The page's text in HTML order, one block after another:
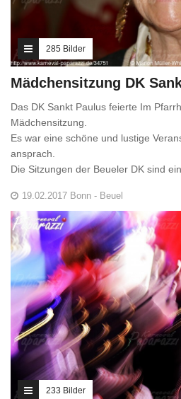
285 Bilder
Mädchensitzung DK
Das DK Sankt Paulus feierte Im
Mädchensitzung.
Es war eine schöne und lustige
ansprach.
Die Sitzungen der Beueler DK sind
19.02.2017 Bonn - Beuel
233 Bilder